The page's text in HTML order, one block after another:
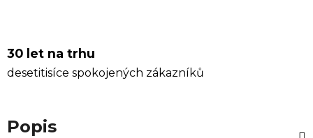
30 let na trhu
desetitisíce spokojených zákazníků
Popis